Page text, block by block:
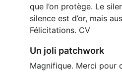
que l’on protège. Le
silence est d’or, mais
Félicitations. CV
Un joli patchwork
Magnifique. Merci pour